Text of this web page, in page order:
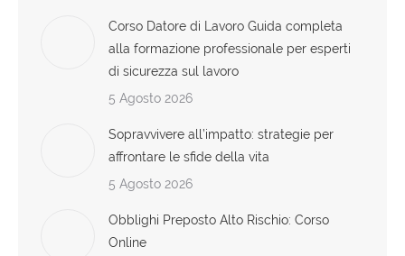
Corso Datore di Lavoro Guida completa
alla formazione professionale per esperti
di sicurezza sul lavoro
5 Agosto 2026
Sopravvivere all’impatto: strategie per
affrontare le sfide della vita
5 Agosto 2026
Obblighi Preposto Alto Rischio: Corso
Online